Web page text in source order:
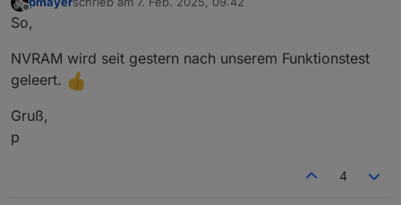
zuletzt editiert von
So,
NVRAM wird seit gestern nach unserem Funktionstest
geleert.
Gruß,
p
4